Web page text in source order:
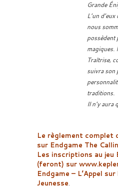
Grande
L’un
nous
possèdent
magiques.
Traîtrise,
suivra son
traditions.
Il n’y aura
Le règlement complet
sur Endgame The
Les inscriptions au jeu
(feront) sur
Endgame – L’Appel
Jeunesse.